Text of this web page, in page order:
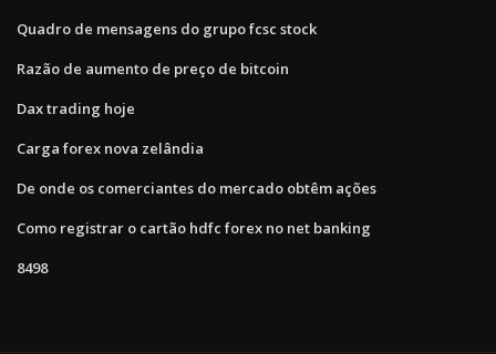
Quadro de mensagens do grupo fcsc stock
Razão de aumento de preço de bitcoin
Dax trading hoje
Carga forex nova zelândia
De onde os comerciantes do mercado obtêm ações
Como registrar o cartão hdfc forex no net banking
8498